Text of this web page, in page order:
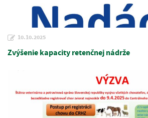
10.10.2025
Zvýšenie kapacity retenčnej nádrže